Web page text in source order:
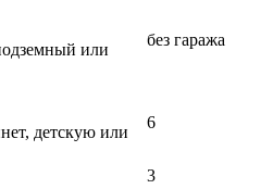
или
без гаража
детскую или
6
3